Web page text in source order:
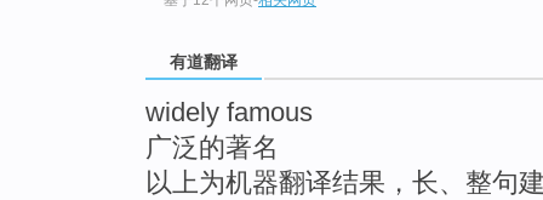
有道翻译
widely famous
广泛的著名
以上为机器翻译结果，长、整句